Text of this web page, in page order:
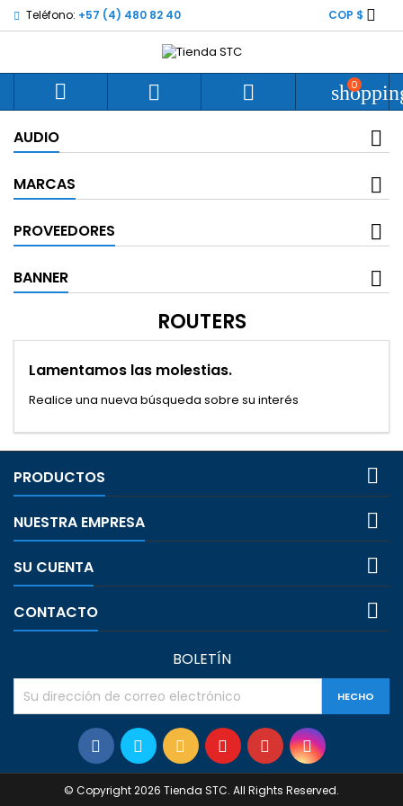
Teléfono: +57 (4) 480 82 40 COP $ 
   0
AUDIO
MARCAS
PROVEEDORES
BANNER
ROUTERS
Lamentamos las molestias.
Realice una nueva búsqueda sobre su interés
PRODUCTOS 
NUESTRA EMPRESA 
SU CUENTA 
CONTACTO 
BOLETÍN
© Copyright 2026 Tienda STC. All Rights Reserved.